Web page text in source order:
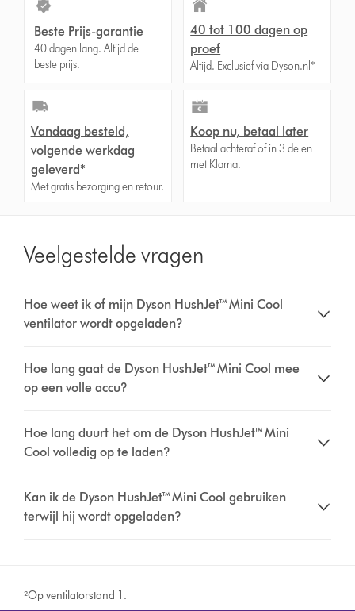
Beste Prijs-garantie
40 dagen lang. Altijd de
beste prijs.
40 tot 100 dagen op
proef
Altijd. Exclusief via Dyson.nl*
Vandaag besteld,
volgende werkdag
geleverd*
Met gratis bezorging en retour.
Koop nu, betaal later
Betaal achteraf of in 3 delen
met Klarna.
Veelgestelde vragen
Hoe weet ik of mijn Dyson HushJet™ Mini Cool
ventilator wordt opgeladen?
Hoe lang gaat de Dyson HushJet™ Mini Cool mee
op een volle accu?
Hoe lang duurt het om de Dyson HushJet™ Mini
Cool volledig op te laden?
Kan ik de Dyson HushJet™ Mini Cool gebruiken
terwijl hij wordt opgeladen?
²Op ventilatorstand 1.